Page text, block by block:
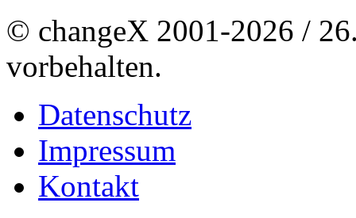
© changeX 2001-2026 /
vorbehalten.
Datenschutz
Impressum
Kontakt